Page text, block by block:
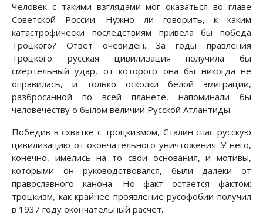
Человек с такими взглядами мог оказаться во главе
Советской России. Нужно ли говорить, к каким
катастрофически последствиям привела бы победа
Троцкого? Ответ очевиден. За годы правления
Троцкого русская цивилизация получила бы
смертельный удар, от которого она бы никогда не
оправилась, и только осколки белой эмиграции,
разбросанной по всей планете, напоминали бы
человечеству о былом величии Русской Атлантиды.
Победив в схватке с троцкизмом, Сталин спас русскую
цивилизацию от окончательного уничтожения. У него,
конечно, имелись на то свои основания, и мотивы,
которыми он руководствовался, были далеки от
православного канона. Но факт остается фактом:
троцкизм, как крайнее проявление русофобии получил
в 1937 году окончательный расчет.